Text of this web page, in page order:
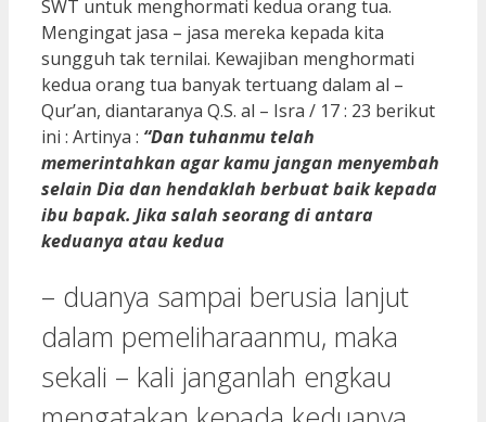
SWT untuk menghormati kedua orang tua.
Mengingat jasa – jasa mereka kepada kita
sungguh tak ternilai. Kewajiban menghormati
kedua orang tua banyak tertuang dalam al –
Qur’an, diantaranya Q.S. al – Isra / 17 : 23 berikut
ini : Artinya : “Dan tuhanmu telah
memerintahkan agar kamu jangan menyembah
selain Dia dan hendaklah berbuat baik kepada
ibu bapak. Jika salah seorang di antara
keduanya atau kedua
– duanya sampai berusia lanjut
dalam pemeliharaanmu, maka
sekali – kali janganlah engkau